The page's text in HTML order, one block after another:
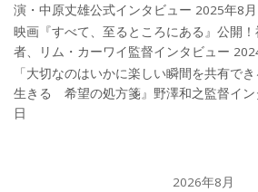
演・中原丈雄公式インタビュー 2025年8
映画『すべて、至るところにある』公開
者、リム・カーワイ監督インタビュー
「大切なのはいかに楽しい瞬間を共有で
生きる 希望の処方箋』野澤和之監督イン
日
2026年8月